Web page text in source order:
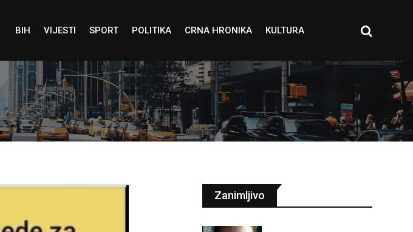
BIH VIJESTI SPORT POLITIKA CRNA HRONIKA KULTURA
Zanimljivo